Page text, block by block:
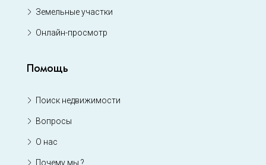
Земельные участки
Онлайн-просмотр
Помощь
Поиск недвижимости
Вопросы
О нас
Почему мы ?